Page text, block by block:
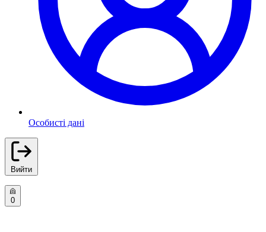
Особисті дані
Вийти
0